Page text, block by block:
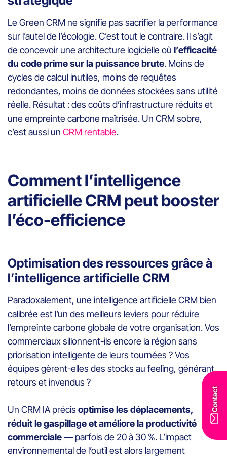
Contact
Le Green CRM ne signifie pas sacrifier la performance
sur l’autel de l’écologie. C’est tout le contraire. Il s’agit
de concevoir une architecture logicielle où l’efficacité
du code prime sur la puissance brute. Moins de
cycles de calcul inutiles, moins de requêtes
redondantes, moins de données stockées sans utilité
réelle. Résultat : des coûts d’infrastructure réduits et
une empreinte carbone maîtrisée. Un CRM sobre,
c’est aussi un CRM rentable.
Comment l’intelligence
artificielle CRM peut booster
l’éco-efficience
Optimisation des ressources grâce à
l’intelligence artificielle CRM
Paradoxalement, une intelligence artificielle CRM bien
calibrée est l’un des meilleurs leviers pour réduire
l’empreinte carbone globale de votre organisation. Vos
commerciaux sillonnent-ils encore la région sans
priorisation intelligente de leurs tournées ? Vos
équipes gèrent-elles des stocks au feeling, générant
retours et invendus ?
Un CRM IA précis optimise les déplacements,
réduit le gaspillage et améliore la productivité
commerciale— parfois de 20 à 30 %. L’impact
environnemental de l’outil est alors largement